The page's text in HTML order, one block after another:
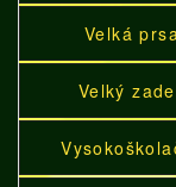
Velká
Velký